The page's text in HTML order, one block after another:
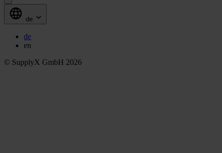
de
de
en
© SupplyX GmbH 2026